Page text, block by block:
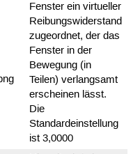
Fenster ein virtueller
Reibungswiderstand
zugeordnet, der das
Fenster in der
Bewegung (in
Teilen) verlangsamt
erscheinen lässt.
Die
Standardeinstellung
ist 3,0000